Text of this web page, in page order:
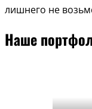
лишнего не
Наше